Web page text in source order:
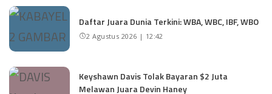
Daftar Juara Dunia Terkini: WBA, WBC, IBF, WBO
2 Agustus 2026 | 12:42
Keyshawn Davis Tolak Bayaran $2 Juta
Melawan Juara Devin Haney